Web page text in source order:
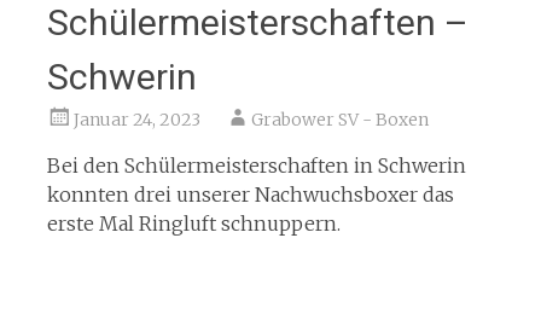
Schülermeisterschaften –
Schwerin
Januar 24, 2023 Grabower SV - Boxen
Bei den Schülermeisterschaften in Schwerin
konnten drei unserer Nachwuchsboxer das
erste Mal Ringluft schnuppern.